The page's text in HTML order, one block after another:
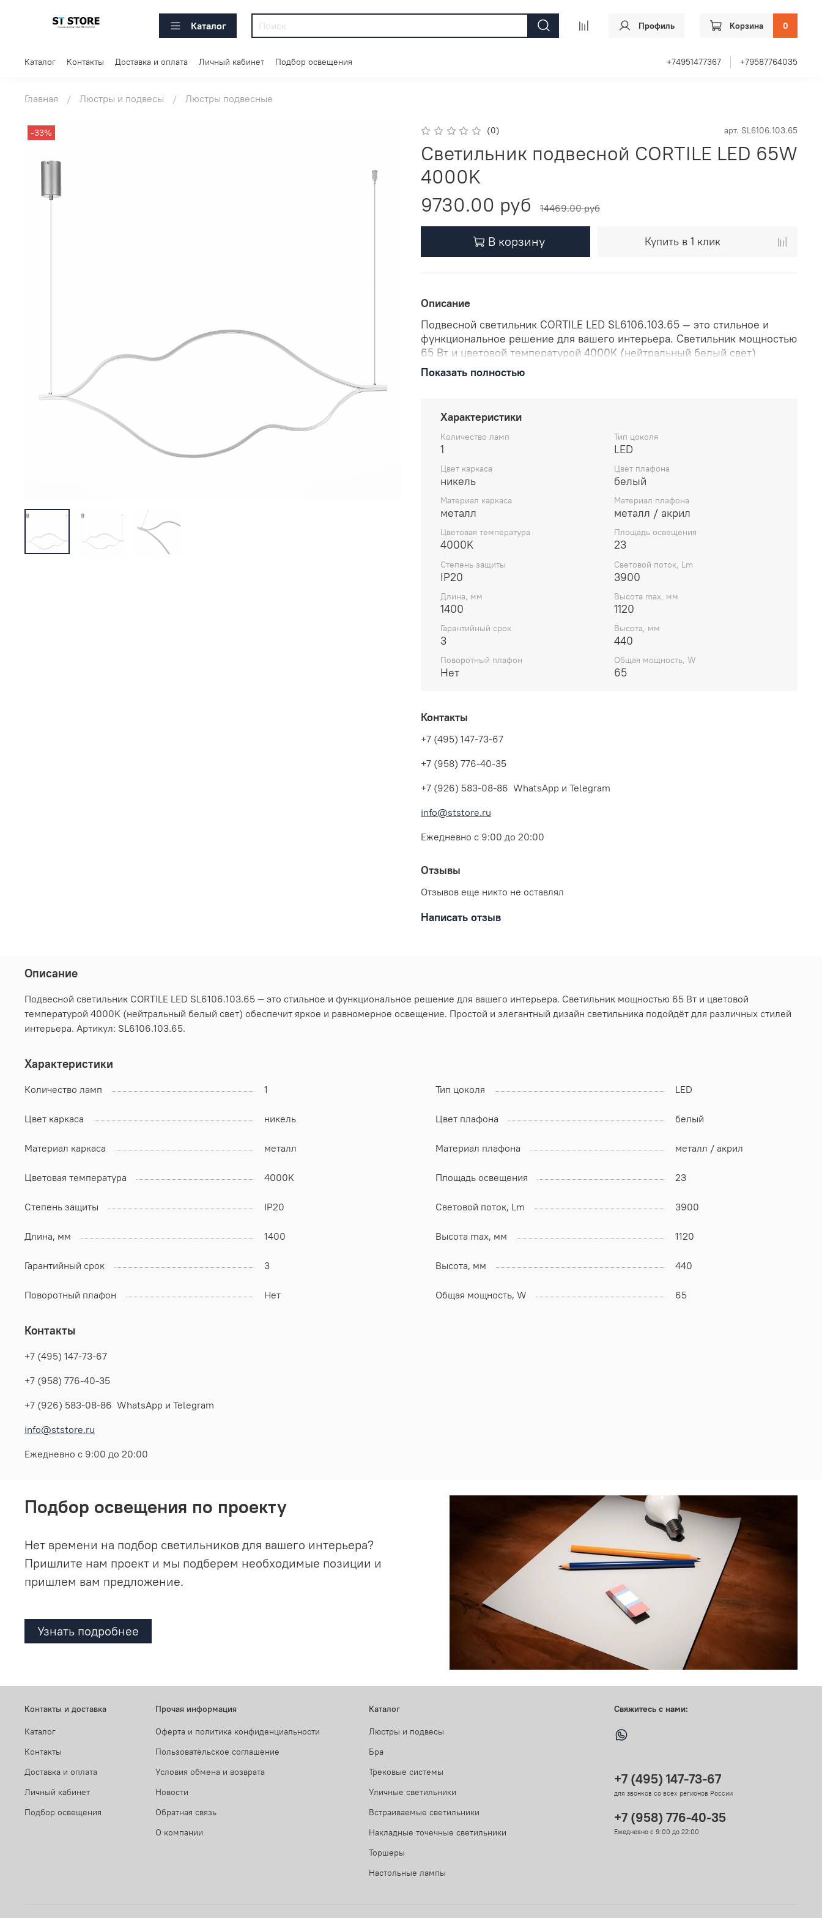
Каталог Профиль Корзина 0
Каталог Контакты Доставка и оплата Личный кабинет Подбор освещения +74951477367 +79587764035
Главная Люстры и подвесы Люстры подвесные
-33% (0) арт. SL6106.103.65
Светильник подвесной CORTILE LED 65W
4000K
9730.00 руб
14469.00 руб
В корзину Купить в 1 клик
Описание
Подвесной светильник CORTILE LED SL6106.103.65 — это стильное и
функциональное решение для вашего интерьера. Светильник мощностью
65 Вт и цветовой температурой 4000K (нейтральный белый свет)
обеспечит яркое и равномерное освещение. Простой и элегантный
дизайн светильника подойдёт для различных стилей интерьера. Артикул:
Показать полностью
Характеристики
Количество ламп
1
Тип цоколя
LED
Цвет каркаса
никель
Цвет плафона
белый
Материал каркаса
металл
Материал плафона
металл / акрил
Цветовая температура
4000K
Площадь освещения
23
Степень защиты
IP20
Световой поток, Lm
3900
Длина, мм
1400
Высота max, мм
1120
Гарантийный срок
3
Высота, мм
440
Поворотный плафон
Нет
Общая мощность, W
65
Контакты
+7 (495) 147-73-67
+7 (958) 776-40-35
+7 (926) 583-08-86 WhatsApp и Telegram
info@ststore.ru
Ежедневно с 9:00 до 20:00
Отзывы
Отзывов еще никто не оставлял
Написать отзыв
Описание
Подвесной светильник CORTILE LED SL6106.103.65 — это стильное и функциональное решение для вашего интерьера. Светильник мощностью 65 Вт и цветовой
температурой 4000K (нейтральный белый свет) обеспечит яркое и равномерное освещение. Простой и элегантный дизайн светильника подойдёт для различных стилей
интерьера. Артикул: SL6106.103.65.
Характеристики
Количество ламп 1 Тип цоколя LED
Цвет каркаса никель Цвет плафона белый
Материал каркаса металл Материал плафона металл / акрил
Цветовая температура 4000K Площадь освещения 23
Степень защиты IP20 Световой поток, Lm 3900
Длина, мм 1400 Высота max, мм 1120
Гарантийный срок 3 Высота, мм 440
Поворотный плафон Нет Общая мощность, W 65
Контакты
+7 (495) 147-73-67
+7 (958) 776-40-35
+7 (926) 583-08-86 WhatsApp и Telegram
info@ststore.ru
Ежедневно с 9:00 до 20:00
Подбор освещения по проекту
Нет времени на подбор светильников для вашего интерьера?
Пришлите нам проект и мы подберем необходимые позиции и
пришлем вам предложение.
Узнать подробнее
Контакты и доставка
Каталог
Контакты
Доставка и оплата
Личный кабинет
Подбор освещения
Прочая информация
Оферта и политика конфиденциальности
Пользовательское соглашение
Условия обмена и возврата
Новости
Обратная связь
О компании
Каталог
Люстры и подвесы
Бра
Трековые системы
Уличные светильники
Встраиваемые светильники
Накладные точечные светильники
Торшеры
Настольные лампы
Свяжитесь с нами:
+7 (495) 147-73-67
для звонков со всех регионов России
+7 (958) 776-40-35
Ежедневно с 9:00 до 22:00